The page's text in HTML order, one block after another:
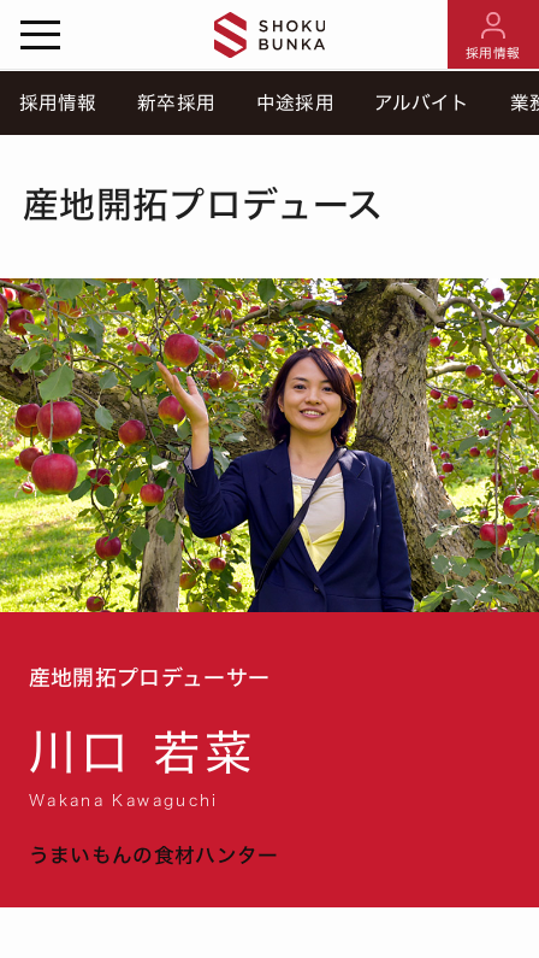
採用情報
採用情報 新卒採用 中途採用 アルバイト 業
産地開拓プロデュース
産地開拓プロデューサー
川口 若菜
Wakana Kawaguchi
うまいもんの食材ハンター